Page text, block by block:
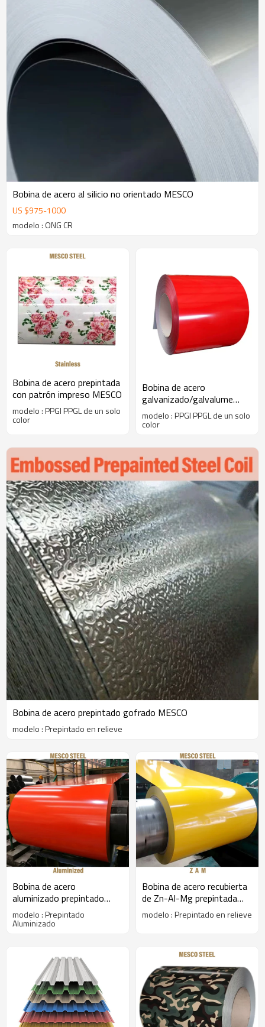
Bobina de acero al silicio no orientado MESCO
US $975-1000
modelo : ONG CR
Bobina de acero prepintada
con patrón impreso MESCO
modelo : PPGI PPGL de un solo
color
Bobina de acero
galvanizado/galvalume
prepintado MESCO de un
solo color
modelo : PPGI PPGL de un solo
color
Bobina de acero prepintado gofrado MESCO
modelo : Prepintado en relieve
Bobina de acero
aluminizado prepintado
MESCO
modelo : Prepintado
Aluminizado
Bobina de acero recubierta
de Zn-Al-Mg prepintada
MESCO
modelo : Prepintado en relieve